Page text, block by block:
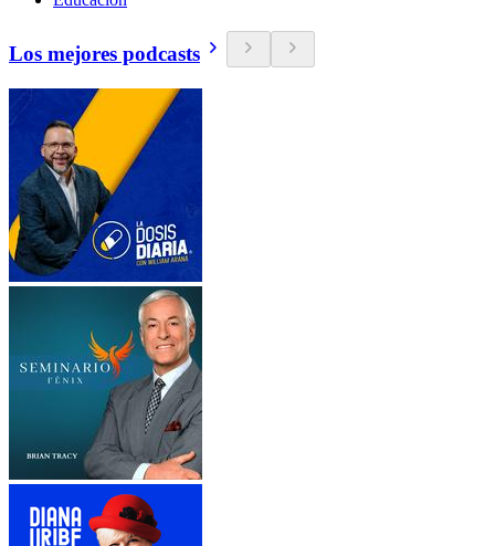
Los mejores podcasts